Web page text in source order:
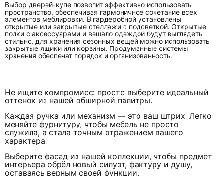
Выбор дверей-купе позволит эффективно использовать
пространство, обеспечивая гармоничное сочетание всех
элементов меблировки. В гардеробной установлены
открытые или закрытые стеллажи с подсветкой. Открытые
полки с аксессуарами и вешало одеждой будут выглядеть
стильно, для хранения сезонных вещей можно использовать
закрытые ящики или корзины. Продуманные системы
хранения обеспечат порядок и организованность.
Не ищите компромисс: просто выберите идеальный
оттенок из нашей обширной палитры.
Каждая ручка или механизм — это ваш штрих. Легко
меняйте фурнитуру, чтобы мебель не просто
служила, а стала точным отражением вашего
характера.
Выберите фасад из нашей коллекции, чтобы предмет
интерьера обрёл новый силуэт, фактуру и душу,
оставаясь верным своей функции.